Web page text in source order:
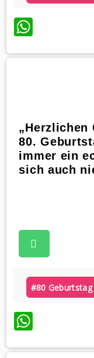
„Herzlichen
80.
immer ein
sich auch
#80